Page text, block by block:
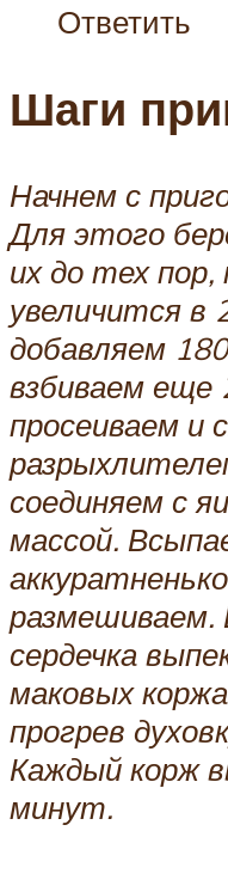
Ответить
Шаги
Начнем с
Для этого
их до тех пор,
увеличится в
добавляем
взбиваем
просеиваем и
соединяем с
массой.
размешиваем.
сердечка
маковых
прогрев
Каждый корж
минут.